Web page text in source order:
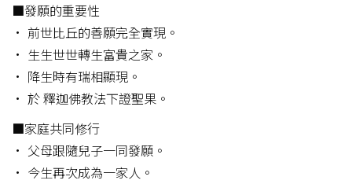
■發願的重要性
• 前世比丘的善願完全實現。
• 生生世世轉生富貴之家。
• 降生時有瑞相顯現。
• 於 釋迦佛教法下證聖果。
■家庭共同修行
• 父母跟隨兒子一同發願。
• 今生再次成為一家人。